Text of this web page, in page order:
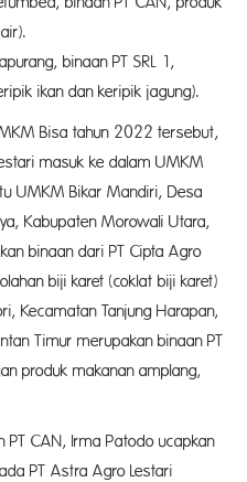
binaan PT SRL 1,
ikan dan keripik jagung).
Bisa tahun 2022 tersebut,
masuk ke dalam UMKM
UMKM Bikar Mandiri, Desa
Kabupaten Morowali Utara,
binaan dari PT Cipta Agro
biji karet (coklat biji karet)
Kecamatan Tanjung Harapan,
Timur merupakan binaan PT
produk makanan amplang,
CAN, Irma Patodo ucapkan
PT Astra Agro Lestari